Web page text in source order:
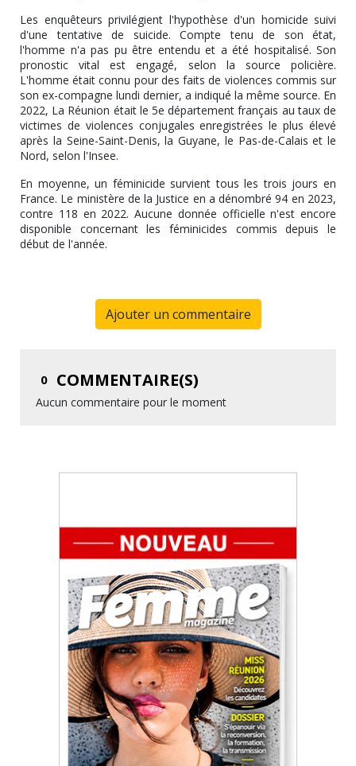
Les enquêteurs privilégient l'hypothèse d'un homicide suivi
d'une tentative de suicide. Compte tenu de son état,
l'homme n'a pas pu être entendu et a été hospitalisé. Son
pronostic vital est engagé, selon la source policière.
L'homme était connu pour des faits de violences commis sur
son ex-compagne lundi dernier, a indiqué la même source. En
2022, La Réunion était le 5e département français au taux de
victimes de violences conjugales enregistrées le plus élevé
après la Seine-Saint-Denis, la Guyane, le Pas-de-Calais et le
Nord, selon l'Insee.
En moyenne, un féminicide survient tous les trois jours en
France. Le ministère de la Justice en a dénombré 94 en 2023,
contre 118 en 2022. Aucune donnée officielle n'est encore
disponible concernant les féminicides commis depuis le
début de l'année.
Ajouter un commentaire
0 COMMENTAIRE(S)
Aucun commentaire pour le moment